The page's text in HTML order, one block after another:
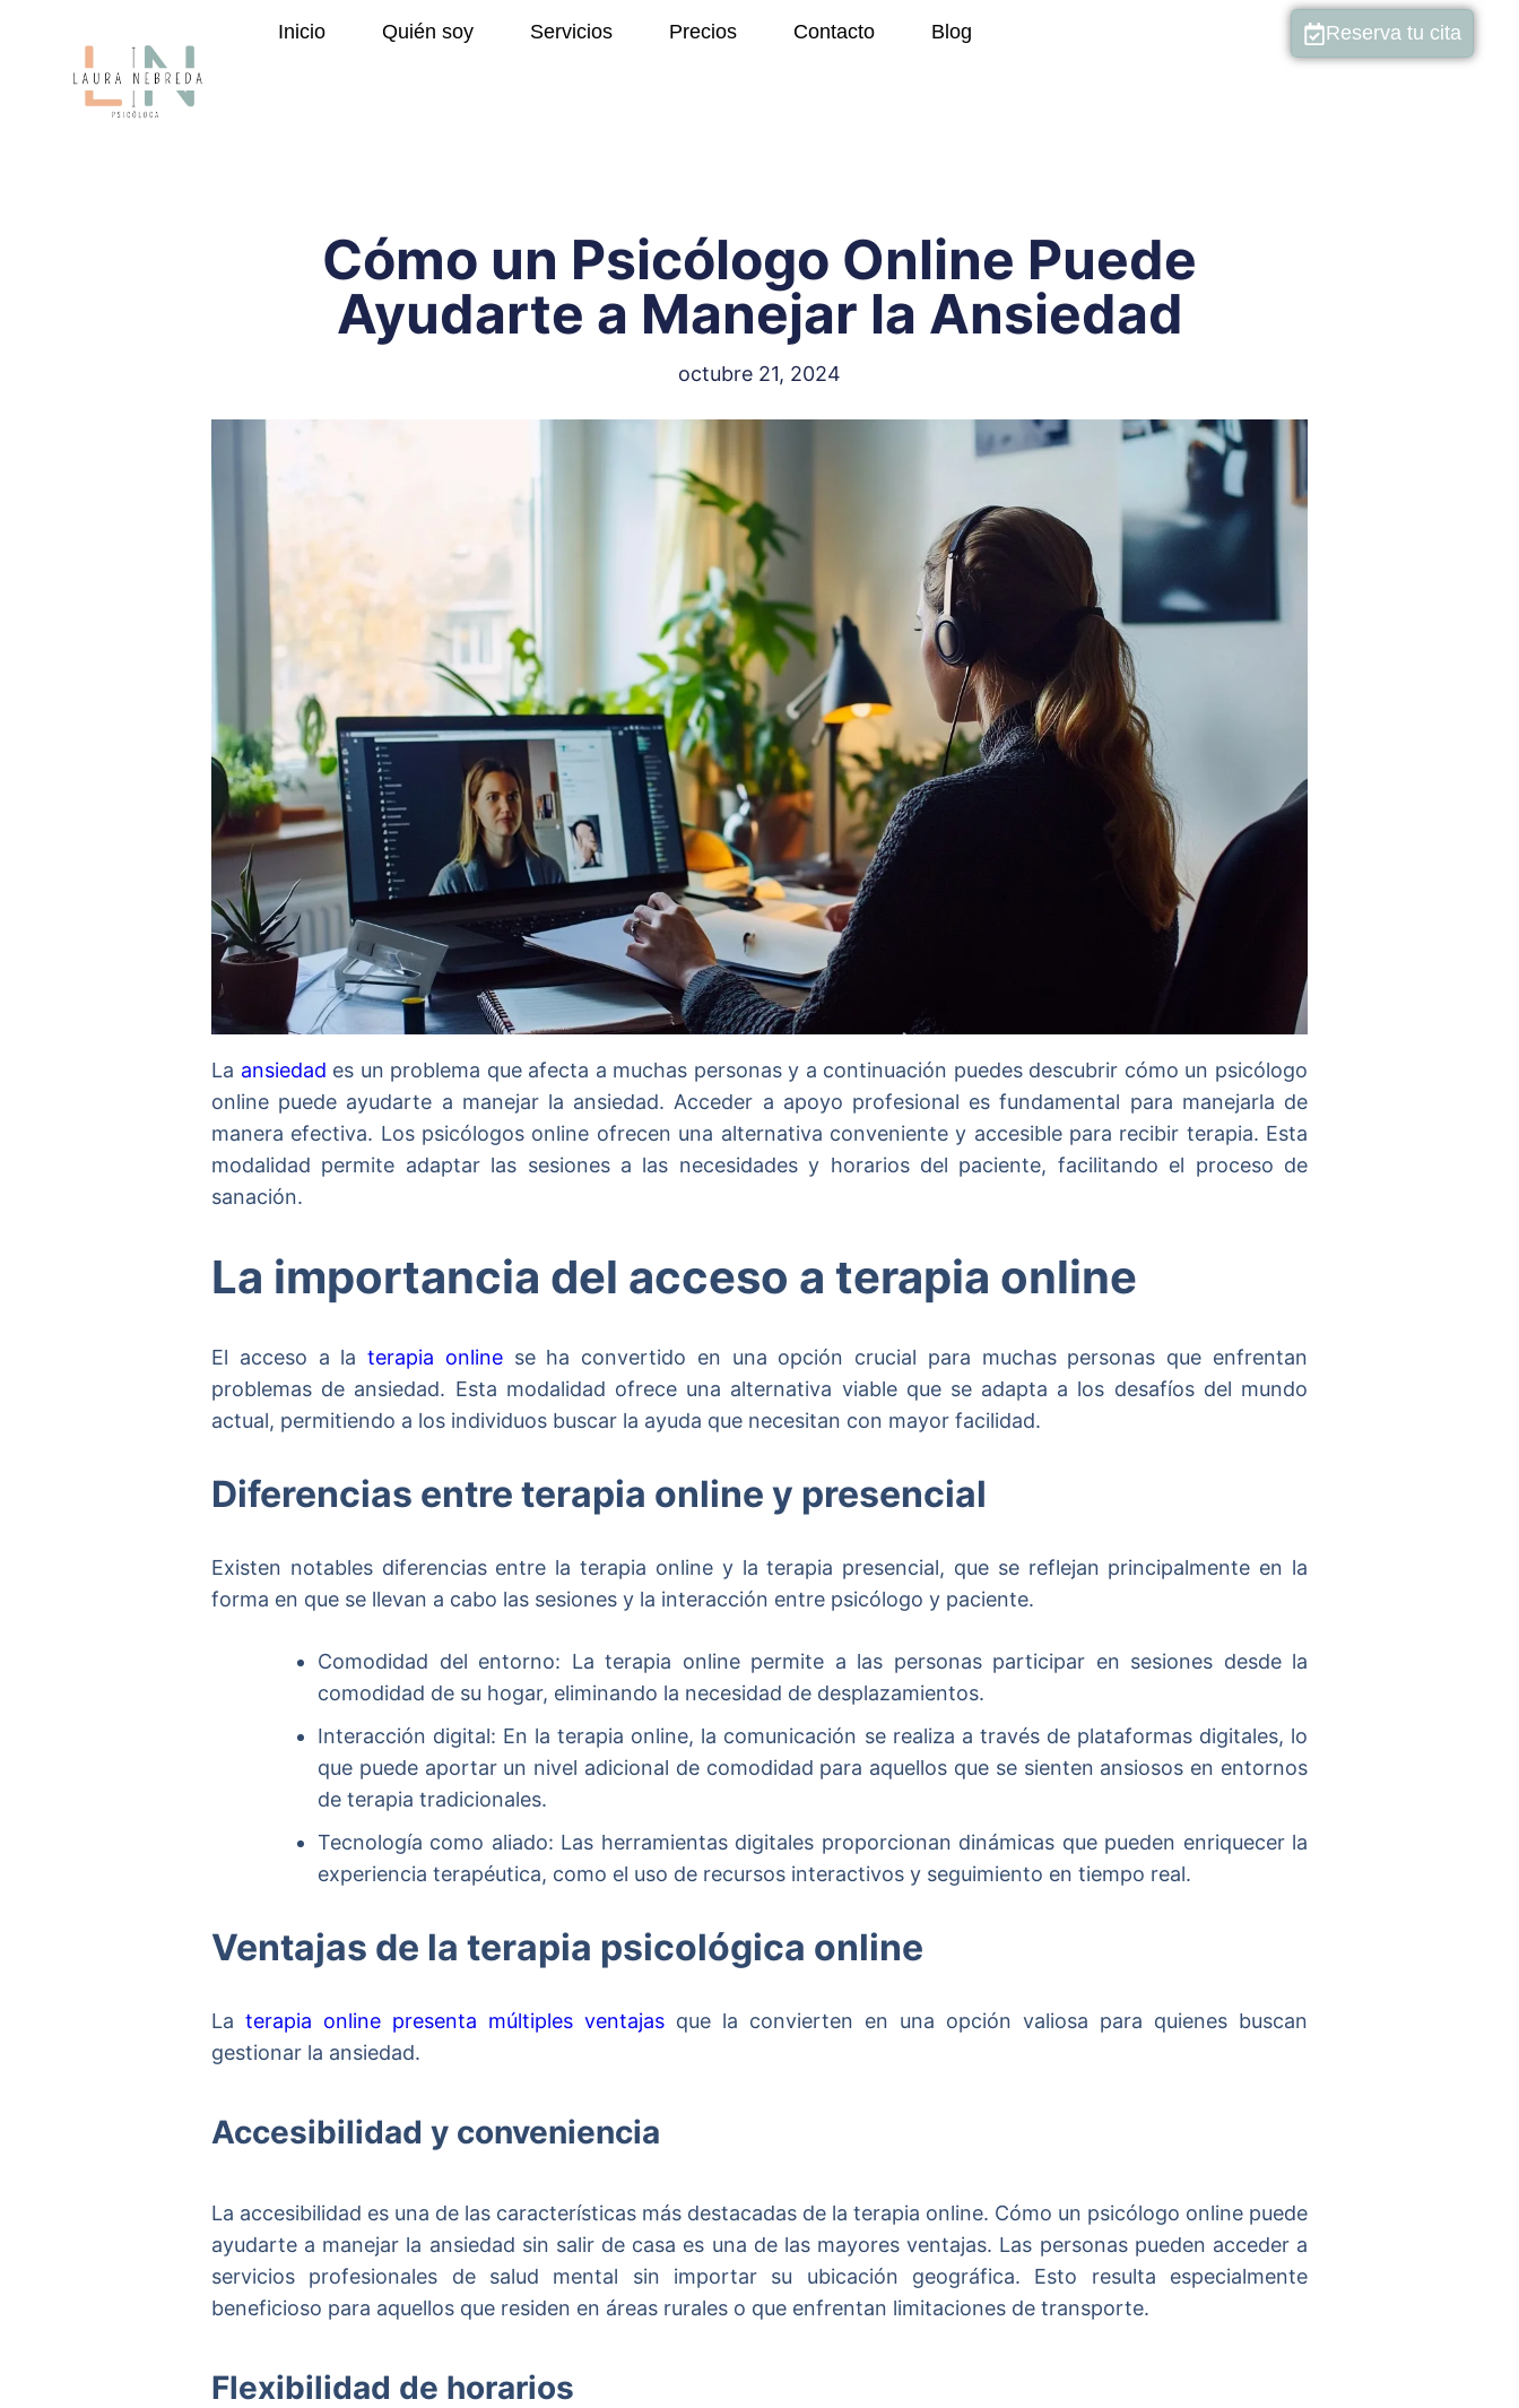
Inicio Quién soy Servicios Precios Contacto Blog Reserva tu cita
Cómo un Psicólogo Online Puede
Ayudarte a Manejar la Ansiedad
octubre 21, 2024
La ansiedad es un problema que afecta a muchas personas y a continuación puedes descubrir cómo un psicólogo
online puede ayudarte a manejar la ansiedad. Acceder a apoyo profesional es fundamental para manejarla de
manera efectiva. Los psicólogos online ofrecen una alternativa conveniente y accesible para recibir terapia. Esta
modalidad permite adaptar las sesiones a las necesidades y horarios del paciente, facilitando el proceso de
sanación.
La importancia del acceso a terapia online
El acceso a laterapia onlinese ha convertido en una opción crucial para muchas personas que enfrentan
problemas de ansiedad. Esta modalidad ofrece una alternativa viable que se adapta a los desafíos del mundo
actual, permitiendo a los individuos buscar la ayuda que necesitan con mayor facilidad.
Diferencias entre terapia online y presencial
Existen notables diferencias entre la terapia online y la terapia presencial, que se reflejan principalmente en la
forma en que se llevan a cabo las sesiones y la interacción entre psicólogo y paciente.
Comodidad del entorno: La terapia online permite a las personas participar en sesiones desde la
comodidad de su hogar, eliminando la necesidad de desplazamientos.
Interacción digital: En la terapia online, la comunicación se realiza a través de plataformas digitales, lo
que puede aportar un nivel adicional de comodidad para aquellos que se sienten ansiosos en entornos
de terapia tradicionales.
Tecnología como aliado: Las herramientas digitales proporcionan dinámicas que pueden enriquecer la
experiencia terapéutica, como el uso de recursos interactivos y seguimiento en tiempo real.
Ventajas de la terapia psicológica online
La terapia online presenta múltiples ventajas que la convierten en una opción valiosa para quienes buscan
gestionar la ansiedad.
Accesibilidad y conveniencia
La accesibilidad es una de las características más destacadas de la terapia online. Cómo un psicólogo online puede
ayudarte a manejar la ansiedad sin salir de casa es una de las mayores ventajas. Las personas pueden acceder a
servicios profesionales de salud mental sin importar su ubicación geográfica. Esto resulta especialmente
beneficioso para aquellos que residen en áreas rurales o que enfrentan limitaciones de transporte.
Flexibilidad de horarios